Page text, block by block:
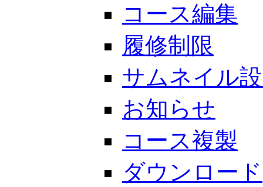
コース編集
履修制限
サムネイル
お知らせ
コース複製
ダウンロード